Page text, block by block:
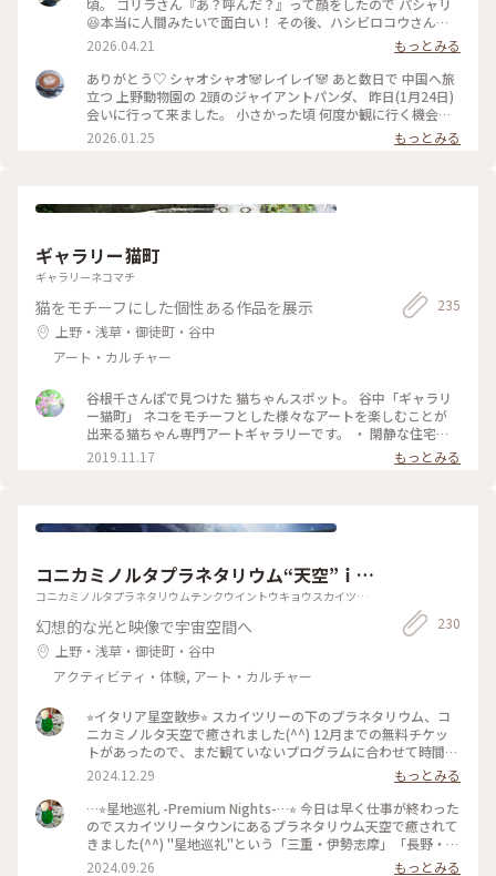
頃。 ゴリラさん『あ？呼んだ？』って顔をしたので パシャリ
😆本当に人間みたいで面白い！ その後、ハシビロコウさんを
見に行くと、お部屋の中で 自分の美しい羽にウットリしなが
ら身だしなみを 整えていらっしゃいました😊 ・ #上野動物園
#ゴリラの親分 #ハシビロコウ
2026.04.21
もっとみる
ありがとう♡ シャオシャオ🐼レイレイ🐼 あと数日で 中国へ旅
立つ 上野動物園の 2頭のジャイアントパンダ、 昨日(1月24日)
会いに行って来ました。 小さかった頃 何度か観に行く機会が
ありましたが、今回は久しぶり。。 大きくなりましたね💕 体
重は約100キロ、毛並みも凛々しく 立派な姿に✨✨ レイレイ、
り、少し待ったあとの入場、 もぐもぐタイムの真っ只中でし
る シャオシャオ(3〜5枚目)の 愛くるしい姿を観ることが出来
ました。 ガラスの向こうで 熱い視線を送る 私たちなど まった
く気にする事なく、マイペースの シャオシャオと レイレ
イ。。 私たちも 思わず笑顔に。。 ちょっとした動きに 優しい
歓声が上がったり… 和気藹々とした 空気の パンダ舎は、静か
で 穏やかな時間が 流れていました。 中国に帰っても、いつま
でも元気でね たくさんの癒しを ありがとう♡ 抽選応募に当選
イ #上野動物園 #開運旅 #上野 #東京 #ことりっぷと一緒
2026.01.25 もっとみる
ギャラリー猫町
ギャラリーネコマチ
猫をモチーフにした個性ある作品を展示
上野・浅草・御徒町・谷中
アート・カルチャー
235
谷根千さんぽで見つけた 猫ちゃんスポット。 谷中「ギャラリ
ー猫町」 ネコをモチーフとした様々なアートを楽しむことが
出来る猫ちゃん専門アートギャラリーです。 ・ 閑静な住宅街
にあって 建物の周りも猫ちゃんがいっぱいで ワクワクしまし
た。 ・ 今回の展示は撮影が禁止でしたので 外観のお写真だけ
トですね。 ・ 何度でも足を運びたくなりました。 ほんと可愛
2019.11.17 もっとみる
コニカミノルタプラネタリウム“天空”ｉ
ｎ 東京スカイツリータウン（Ｒ）
コニカミノルタプラネタリウムテンクウイントウキョウスカイツリ
幻想的な光と映像で宇宙空間へ
上野・浅草・御徒町・谷中
アクティビティ・体験, アート・カルチャー
230
⭐︎イタリア星空散歩⭐︎ スカイツリーの下のプラネタリウム、コ
ニカミノルタ天空で癒されました(^^) 12月までの無料チケッ
トがあったので、まだ観ていないプログラムに合わせて時間調
整して行きました⭐︎ イタリアの美しい街並み、建物そして星
空…うっとりです。いつか行きたいなぁ、イタリア。 #プラネ
タリウム#スカイツリー#イタリア行きたい#カップルだらけの
なかおひとりですよ
2024.12.29
もっとみる
…⭐︎星地巡礼 -Premium Nights-…⭐︎ 今日は早く仕事が終わった
のでスカイツリータウンにあるプラネタリウム天空で癒されて
きました(^^) "星地巡礼"という「三重・伊勢志摩」「⻑野・野
辺⼭」「沖縄・多良間島」の３つの"星地"を巡りながら美しい
2024.09.26
もっとみる